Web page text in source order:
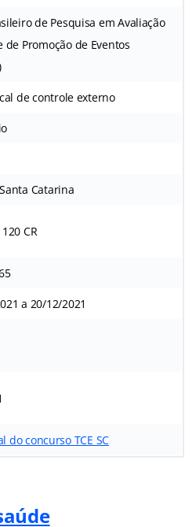
de Pesquisa em Avaliação
de Promoção de Eventos
de controle externo
Catarina
CR
a 20/12/2021
concurso TCE SC